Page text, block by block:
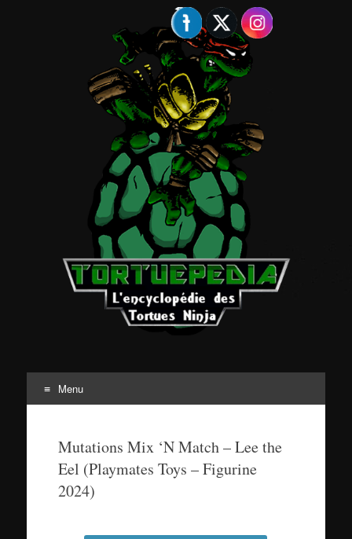
Menu
Mutations Mix ‘N Match – Lee the
Eel (Playmates Toys – Figurine
2024)